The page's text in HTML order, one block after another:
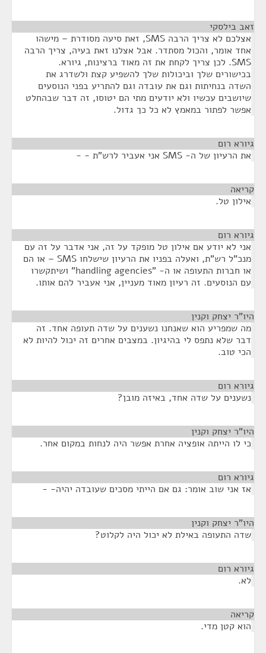
זאב בילסקי
אצלכם לא צריך הרבה SMS, זאת סיעה מסודרת – מישהו
אחד אומר, והכול מסתדר. אבל אצלנו זאת בעיה, צריך הרבה
SMS. לכן צריך לקחת את זה מאוד ברצינות, גיורא.
בכישורים שלך וביכולות שלך להשפיע קצת ולשדרג את
השדה בנחיתות וגם את עובדה וגם להתריע בפני הנוסעים
שיושבים עכשיו ולא יודעים מתי הם יטוסו, זה דבר שבהחלט
אפשר לפתור במאמץ לא כל כך גדול.
גיורא רום
את הרעיון של ה- SMS אני אעביר לרש"ת - -
קריאה
אילון טל.
גיורא רום
אני לא יודע אם אילון טל מופקד על זה, אני אדבר על זה עם
מנכ"ל רש"ת, ואעלה בפניו את הרעיון שישלחו SMS – או הם
או חברות התעופה או ה- "handling agencies" ושיתקשרו
עם הנוסעים. זה רעיון מאוד מעניין, אני אעביר להם אותו.
היו"ר יצחק וקנין
מה שמפריע הוא שאנחנו נשענים על שדה תעופה אחד. זה
דבר שלא נתפס לי בהיגיון. במצבים אחרים זה יכול להיות לא
הכי טוב.
גיורא רום
נשענים על שדה אחד, באיזה מובן?
היו"ר יצחק וקנין
כי לו הייתה אופציה אחרת אפשר היה לנחות במקום אחר.
גיורא רום
אז אני שוב אומר: גם אם הייתי מסכים שעובדה יהיה- -
היו"ר יצחק וקנין
שדה התעופה באילת לא יכול היה לקלוט?
גיורא רום
לא.
קריאה
הוא קטן מדי.